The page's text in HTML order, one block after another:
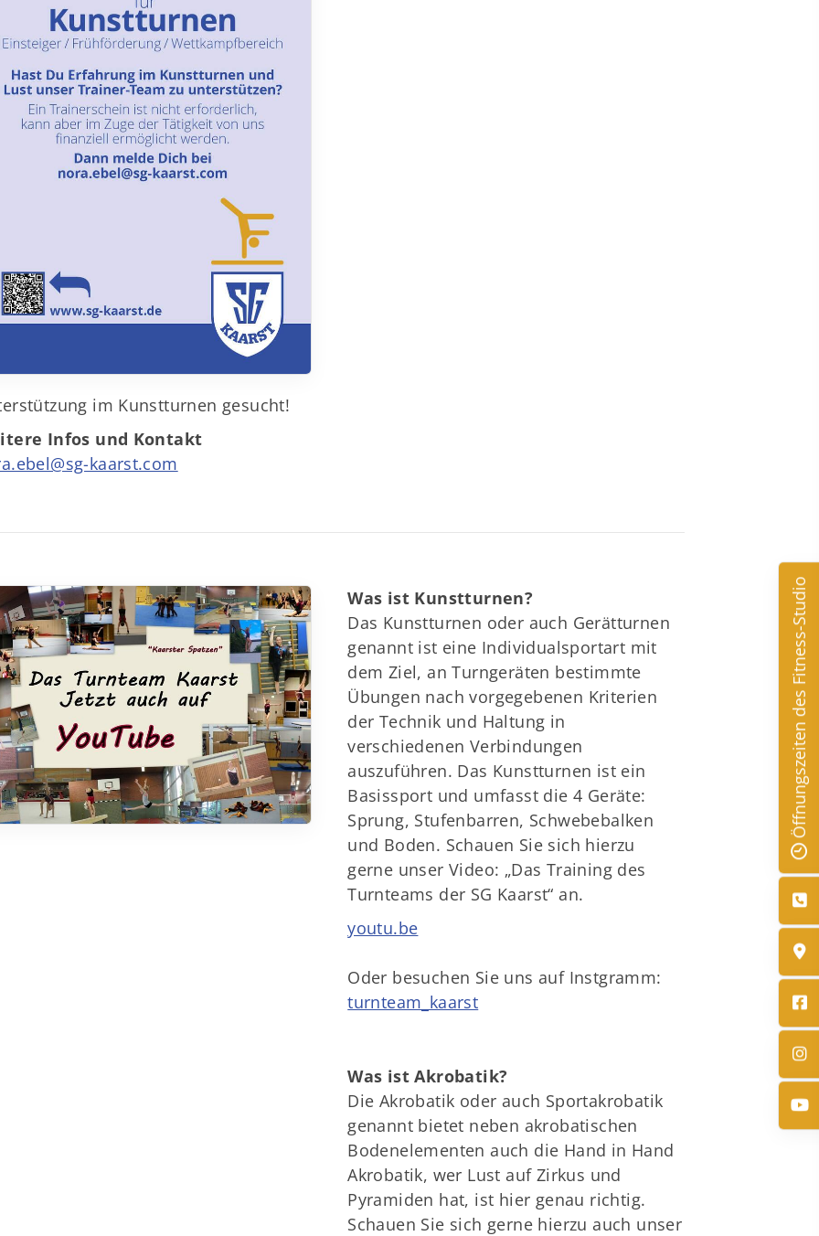
im Kunstturnen gesucht!
Infos und Kontakt
kaarst.com
Was ist Kunstturnen?
Das Kunstturnen oder auch Gerätturnen
genannt ist eine Individualsportart mit
dem Ziel, an Turngeräten bestimmte
Übungen nach vorgegebenen Kriterien
der Technik und Haltung in
verschiedenen Verbindungen
auszuführen. Das Kunstturnen ist ein
Basissport und umfasst die 4 Geräte:
Sprung, Stufenbarren, Schwebebalken
und Boden. Schauen Sie sich hierzu
gerne unser Video: „Das Training des
Turnteams der SG Kaarst“ an.
youtu.be
Oder besuchen Sie uns auf Instgramm:
turnteam_kaarst
Was ist Akrobatik?
Die Akrobatik oder auch Sportakrobatik
genannt bietet neben akrobatischen
Bodenelementen auch die Hand in Hand
Akrobatik, wer Lust auf Zirkus und
Pyramiden hat, ist hier genau richtig.
Schauen Sie sich gerne hierzu auch unser
Öffnungszeiten des Fitness-Studio